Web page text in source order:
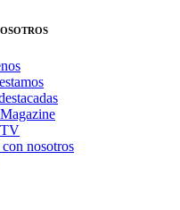
TV
nosotros